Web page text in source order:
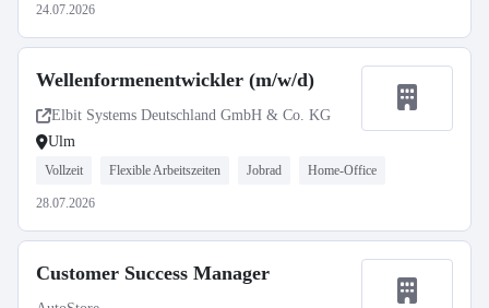
24.07.2026
Wellenformenentwickler (m/w/d)
Elbit Systems Deutschland GmbH & Co. KG
Ulm
Vollzeit Flexible Arbeitszeiten Jobrad Home-Office
28.07.2026
Customer Success Manager